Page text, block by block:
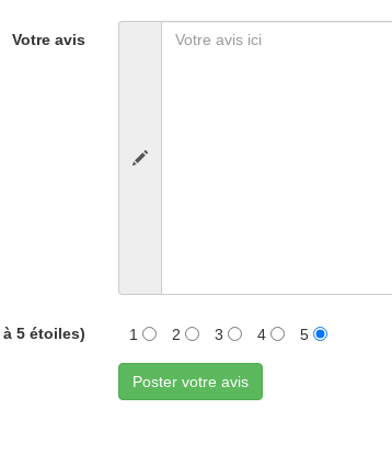
Votre avis
5 étoiles) 1 2 3 4 5
Poster votre avis